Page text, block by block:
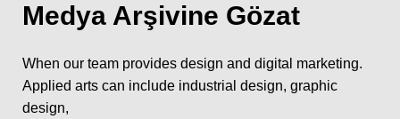
Medya Arşivine Gözat
When our team provides design and digital marketing.
Applied arts can include industrial design, graphic
design,